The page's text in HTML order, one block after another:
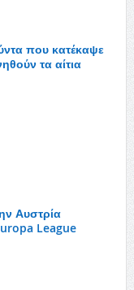
που κατέκαψε
τα αίτια
Αυστρία
League